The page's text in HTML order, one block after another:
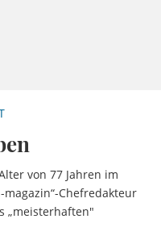
von 77 Jahren im
Chefredakteur
„meisterhaften"